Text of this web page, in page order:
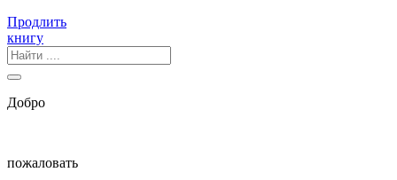
Продлить
книгу
Добро
пожаловать